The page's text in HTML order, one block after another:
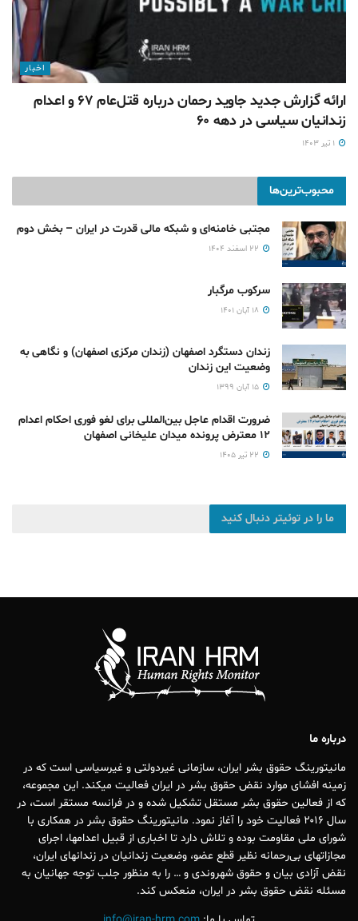
اخبار
ارائه گزارش جدید جاوید رحمان درباره قتل‌عام ۶۷ و اعدام
زندانیان سیاسی در دهه ۶۰
محبوب‌ترین‌ها
مجتبی خامنه‌ای و شبکه مالی قدرت در ایران – بخش دوم
سرکوب مرگبار
زندان دستگرد اصفهان (زندان مرکزی اصفهان) و نگاهی به
وضعیت این زندان
ضرورت اقدام عاجل بین‌المللی برای لغو فوری احکام اعدام
۱۲ معترض پرونده میدان علیخانی اصفهان
ما را در توئیتر دنبال کنید
درباره ما
مانیتورینگ حقوق بشر ایران، سازمانی غیردولتی و غیرسیاسی است که در
زمینه افشای موارد نقض حقوق بشر در ایران فعالیت میکند. این مجموعه،
که از فعالین حقوق بشر مستقل تشکیل شده و در فرانسه مستقر است، در
سال ۲۰۱۶ فعالیت خود را آغاز نمود. مانیتورینگ حقوق بشر در همکاری با
شورای ملی مقاومت بوده و تلاش دارد تا اخباری از قبیل اعدامها، اجرای
مجازاتهای بی‌رحمانه نظیر قطع عضو، وضعیت زندانیان در زندانهای ایران،
نقض آزادی بیان و حقوق شهروندی و … را به منظور جلب توجه جهانیان به
مسئله نقض حقوق بشر در ایران، منعکس کند.